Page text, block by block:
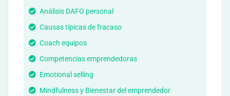
Análisis DAFO personal
Causas típicas de fracaso
Coach equipos
Competencias emprendedoras
Emotional selling
Mindfulness y Bienestar del emprendedor